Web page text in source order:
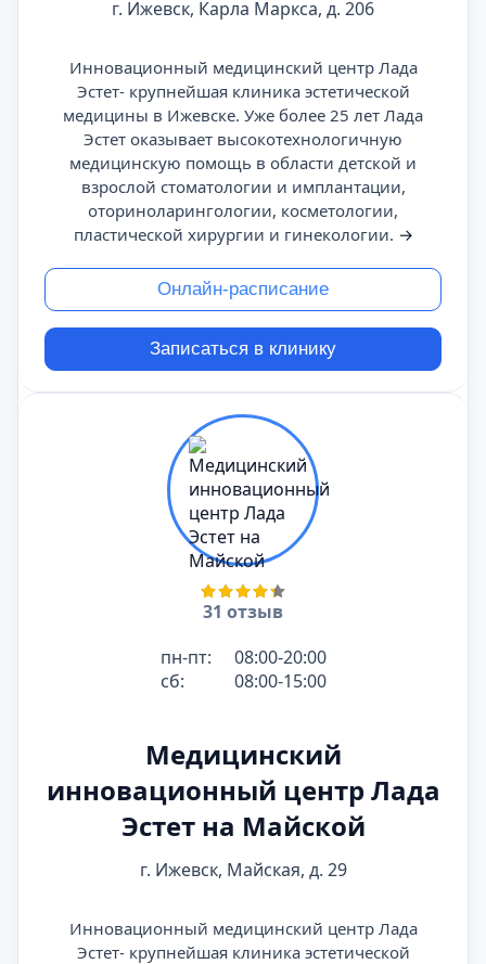
г. Ижевск, Карла Маркса, д. 206
Инновационный медицинский центр Лада
Эстет- крупнейшая клиника эстетической
медицины в Ижевске. Уже более 25 лет Лада
Эстет оказывает высокотехнологичную
медицинскую помощь в области детской и
взрослой стоматологии и имплантации,
оториноларингологии, косметологии,
пластической хирургии и гинекологии. →
Онлайн-расписание
Записаться в клинику
31 отзыв
пн-пт:
08:00-20:00
сб:
08:00-15:00
Медицинский
инновационный центр Лада
Эстет на Майской
г. Ижевск, Майская, д. 29
Инновационный медицинский центр Лада
Эстет- крупнейшая клиника эстетической